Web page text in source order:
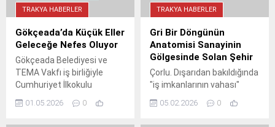
TRAKYA HABERLER
Gökçeada’da Küçük Eller
Geleceğe Nefes Oluyor
Gökçeada Belediyesi ve
TEMA Vakfı iş birliğiyle
Cumhuriyet İlkokulu
yetiştirdikleri meşe
01.05.2026 0
TRAKYA HABERLER
Gri Bir Döngünün
Anatomisi Sanayinin
Gölgesinde Solan Şehir
Çorlu. Dışarıdan bakıldığında
"iş imkanlarının vahası"
içine girildiğinde çelişkilerin,
05.02.2026 0